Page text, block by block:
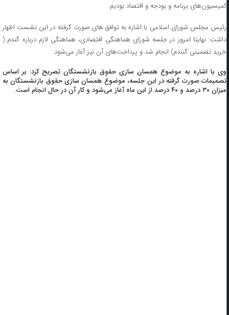
کمیسیون‌های برنامه و بودجه و اقتصاد بودیم.
رئیس مجلس شورای اسلامی با اشاره به توافق های صورت گرفته در این نشست اظهار
داشت: نهایتا امروز در جلسه شورای هماهنگی اقتصادی، هماهنگی لازم درباره گندم (
خرید تضمینی گنندم) انجام شد و پرداخت‌های آن نیز آغاز می‌شود.
وی با اشاره به موضوع همسان سازی حقوق بازنشستگان تصریح کرد: بر اساس
تصمیمات صورت گرفته در این جلسه، موضوع همسان سازی حقوق بازنشستگان به
میزان ۳۰ درصد و ۴۰ درصد از این ماه آغاز می‌شود و کار آن در حال انجام است.